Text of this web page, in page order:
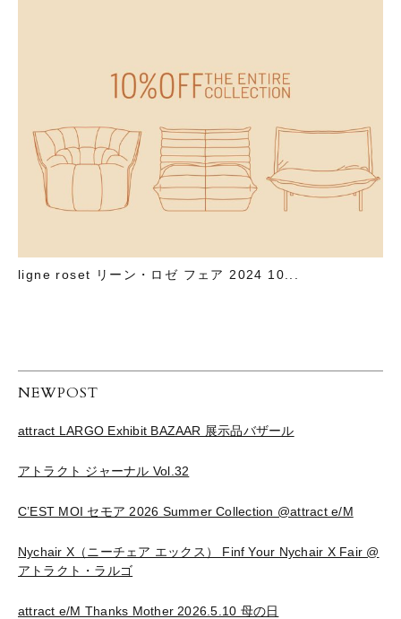
ligne roset リーン・ロゼ フェア 2024 10...
NEWPOST
attract LARGO Exhibit BAZAAR 展示品バザール
アトラクト ジャーナル Vol.32
C’EST MOI セモア 2026 Summer Collection @attract e/M
Nychair X（ニーチェア エックス） Finf Your Nychair X Fair @
アトラクト・ラルゴ
attract e/M Thanks Mother 2026.5.10 母の日